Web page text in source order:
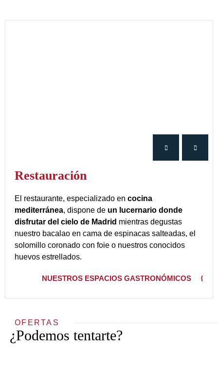
Restauración
El restaurante, especializado en cocina
mediterránea, dispone de un lucernario donde
disfrutar del cielo de Madrid mientras degustas
nuestro bacalao en cama de espinacas salteadas, el
solomillo coronado con foie o nuestros conocidos
huevos estrellados.
NUESTROS ESPACIOS GASTRONÓMICOS
OFERTAS
¿Podemos tentarte?